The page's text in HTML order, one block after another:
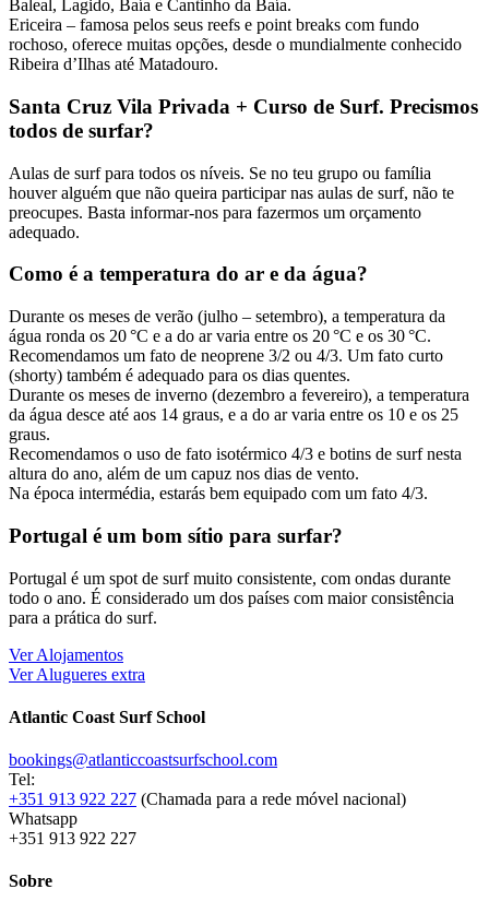
Baleal, Lagido, Baía e Cantinho da Baía.
Ericeira – famosa pelos seus reefs e point breaks com fundo
rochoso, oferece muitas opções, desde o mundialmente conhecido
Ribeira d’Ilhas até Matadouro.
Santa Cruz Vila Privada + Curso de Surf. Precismos
todos de surfar?
Aulas de surf para todos os níveis. Se no teu grupo ou família
houver alguém que não queira participar nas aulas de surf, não te
preocupes. Basta informar-nos para fazermos um orçamento
adequado.
Como é a temperatura do ar e da água?
Durante os meses de verão (julho – setembro), a temperatura da
água ronda os 20 °C e a do ar varia entre os 20 °C e os 30 °C.
Recomendamos um fato de neoprene 3/2 ou 4/3. Um fato curto
(shorty) também é adequado para os dias quentes.
Durante os meses de inverno (dezembro a fevereiro), a temperatura
da água desce até aos 14 graus, e a do ar varia entre os 10 e os 25
graus.
Recomendamos o uso de fato isotérmico 4/3 e botins de surf nesta
altura do ano, além de um capuz nos dias de vento.
Na época intermédia, estarás bem equipado com um fato 4/3.
Portugal é um bom sítio para surfar?
Portugal é um spot de surf muito consistente, com ondas durante
todo o ano. É considerado um dos países com maior consistência
para a prática do surf.
Ver Alojamentos
Ver Alugueres extra
Atlantic Coast Surf School
bookings@atlanticcoastsurfschool.com
Tel:
+351 913 922 227 (Chamada para a rede móvel nacional)
Whatsapp
+351 913 922 227
Sobre